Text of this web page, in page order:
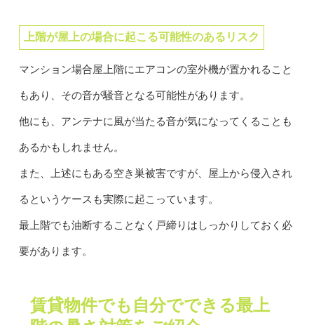
上階が屋上の場合に起こる可能性のあるリスク
マンション場合屋上階にエアコンの室外機が置かれること
もあり、その音が騒音となる可能性があります。
他にも、アンテナに風が当たる音が気になってくることも
あるかもしれません。
また、上述にもある空き巣被害ですが、屋上から侵入され
るというケースも実際に起こっています。
最上階でも油断することなく戸締りはしっかりしておく必
要があります。
賃貸物件でも自分でできる最上